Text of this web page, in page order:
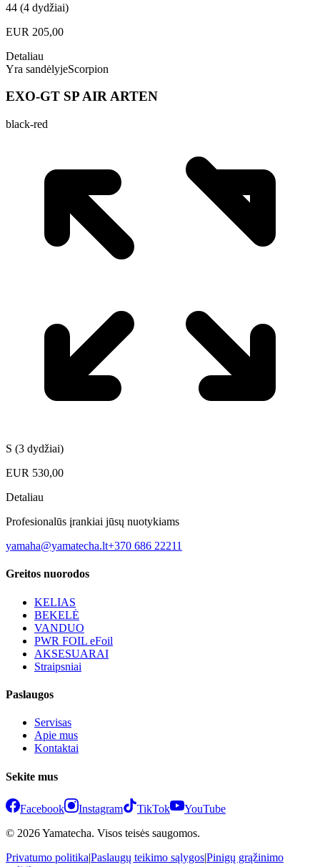
44 (4 dydžiai)
EUR 205,00
Detaliau
Yra sandėlyjeScorpion
EXO-GT SP AIR ARTEN
black-red
S (3 dydžiai)
EUR 530,00
Detaliau
Profesionalūs įrankiai jūsų nuotykiams
yamaha@yamatecha.lt+370 686 22211
Greitos nuorodos
KELIAS
BEKELĖ
VANDUO
PWR FOIL eFoil
AKSESUARAI
Straipsniai
Paslaugos
Servisas
Apie mus
Kontaktai
Sekite mus
Facebook Instagram TikTok
YouTube
© 2026 Yamatecha. Visos teisės saugomos.
Privatumo politika|Paslaugų teikimo sąlygos|Pinigų grąžinimo